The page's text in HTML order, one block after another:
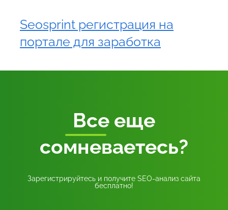
Seosprint регистрация на
портале для заработка
Все еще
сомневаетесь?
Зарегистрируйтесь и получите SEO-анализ сайта
бесплатно!